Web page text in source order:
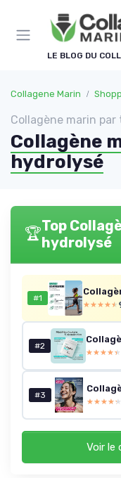
LE BLOG DU
Collagene Marin
Collagène marin
Collagène
hydrolysé
🏆Top
hydrolysé
#1
★★★★★
★★★★★
#2
★★★★★
★★★★★
#3
★★★★★
★★★★★
Voir